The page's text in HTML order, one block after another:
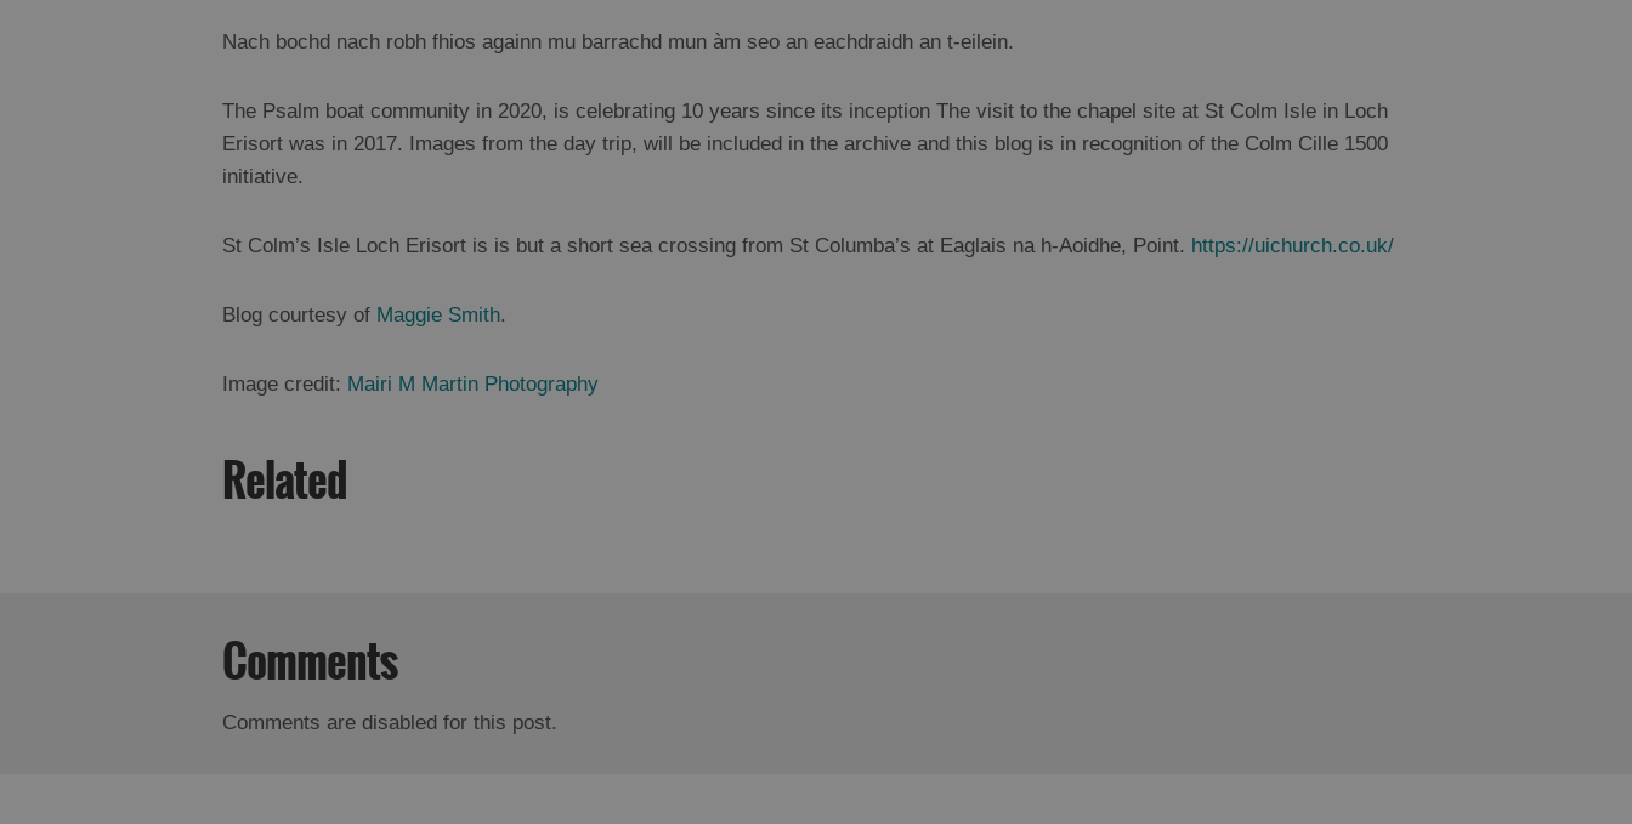
Nach bochd nach robh fhios againn mu barrachd mun àm seo an eachdraidh an t-eilein.
The Psalm boat community in 2020, is celebrating 10 years since its inception The visit to the chapel site at St Colm Isle in Loch
Erisort was in 2017. Images from the day trip, will be included in the archive and this blog is in recognition of the Colm Cille 1500
initiative.
St Colm’s Isle Loch Erisort is is but a short sea crossing from St Columba’s at Eaglais na h-Aoidhe, Point. https://uichurch.co.uk/
Blog courtesy of Maggie Smith.
Image credit: Mairi M Martin Photography
Related
Comments
Comments are disabled for this post.